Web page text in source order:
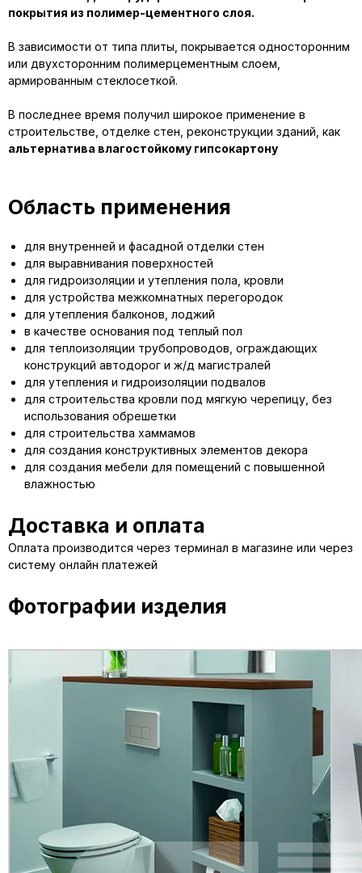
покрытия из полимер-цементного слоя.
В зависимости от типа плиты, покрывается односторонним
или двухсторонним полимерцементным слоем,
армированным стеклосеткой.
В последнее время получил широкое применение в
строительстве, отделке стен, реконструкции зданий, как
альтернатива влагостойкому гипсокартону
Область применения
для внутренней и фасадной отделки стен
для выравнивания поверхностей
для гидроизоляции и утепления пола, кровли
для устройства межкомнатных перегородок
для утепления балконов, лоджий
в качестве основания под теплый пол
для теплоизоляции трубопроводов, ограждающих
конструкций автодорог и ж/д магистралей
для утепления и гидроизоляции подвалов
для строительства кровли под мягкую черепицу, без
использования обрешетки
для строительства хаммамов
для создания конструктивных элементов декора
для создания мебели для помещений с повышенной
влажностью
Доставка и оплата
Оплата производится через терминал в магазине или через
систему онлайн платежей
Фотографии изделия